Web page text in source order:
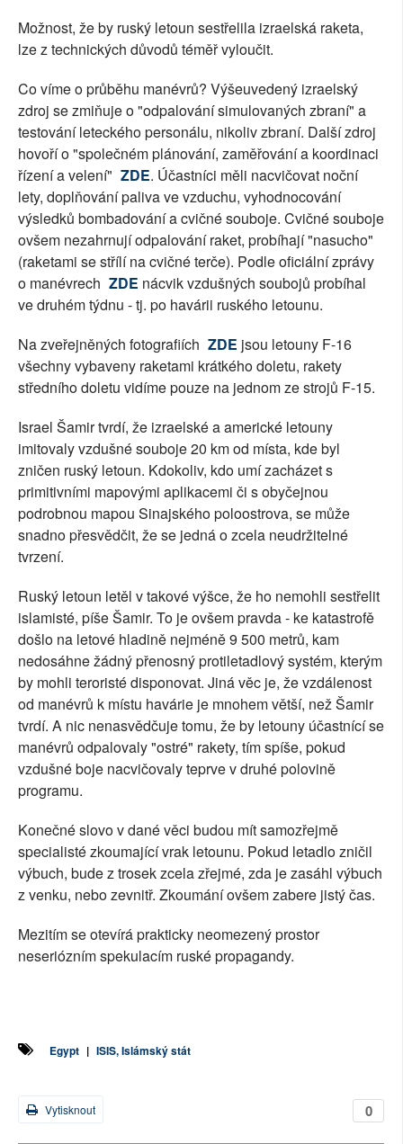
Možnost, že by ruský letoun sestřelila izraelská raketa,
lze z technických důvodů téměř vyloučit.
Co víme o průběhu manévrů? Výšeuvedený izraelský
zdroj se zmiňuje o "odpalování simulovaných zbraní" a
testování leteckého personálu, nikoliv zbraní. Další zdroj
hovoří o "společném plánování, zaměřování a koordinaci
řízení a velení" ZDE. Účastníci měli nacvičovat noční
lety, doplňování paliva ve vzduchu, vyhodnocování
výsledků bombadování a cvičné souboje. Cvičné souboje
ovšem nezahrnují odpalování raket, probíhají "nasucho"
(raketami se střílí na cvičné terče). Podle oficiální zprávy
o manévrech ZDE nácvik vzdušných soubojů probíhal
ve druhém týdnu - tj. po havárii ruského letounu.
Na zveřejněných fotografiích ZDE jsou letouny F-16
všechny vybaveny raketami krátkého doletu, rakety
středního doletu vidíme pouze na jednom ze strojů F-15.
Israel Šamir tvrdí, že izraelské a americké letouny
imitovaly vzdušné souboje 20 km od místa, kde byl
zničen ruský letoun. Kdokoliv, kdo umí zacházet s
primitivními mapovými aplikacemi či s obyčejnou
podrobnou mapou Sinajského poloostrova, se může
snadno přesvědčit, že se jedná o zcela neudržitelné
tvrzení.
Ruský letoun letěl v takové výšce, že ho nemohli sestřelit
islamisté, píše Šamir. To je ovšem pravda - ke katastrofě
došlo na letové hladině nejméně 9 500 metrů, kam
nedosáhne žádný přenosný protiletadlový systém, kterým
by mohli teroristé disponovat. Jiná věc je, že vzdálenost
od manévrů k místu havárie je mnohem větší, než Šamir
tvrdí. A nic nenasvědčuje tomu, že by letouny účastnící se
manévrů odpalovaly "ostré" rakety, tím spíše, pokud
vzdušné boje nacvičovaly teprve v druhé polovině
programu.
Konečné slovo v dané věci budou mít samozřejmě
specialisté zkoumající vrak letounu. Pokud letadlo zničil
výbuch, bude z trosek zcela zřejmé, zda je zasáhl výbuch
z venku, nebo zevnitř. Zkoumání ovšem zabere jistý čas.
Mezitím se otevírá prakticky neomezený prostor
neseriózním spekulacím ruské propagandy.
Egypt | ISIS, Islámský stát
0
Vytisknout